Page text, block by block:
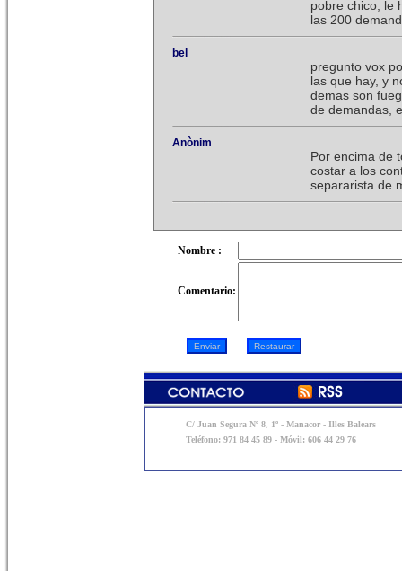
pobre chico, le
las 200
bel
pregunto vox
las que hay, y
demas son
de demandas,
Anònim
Por encima de
costar a los
separarista de
Nombre :
Comentario:
C/ Juan Segura Nº 8, 1º - Manacor - Illes Balears
Teléfono: 971 84 45 89 - Móvil: 606 44 29 76